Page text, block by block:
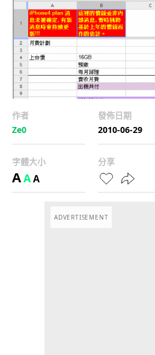
作者
Ze0
發佈日期
2010-06-29
字體大小
AAA
分享
ADVERTISEMENT